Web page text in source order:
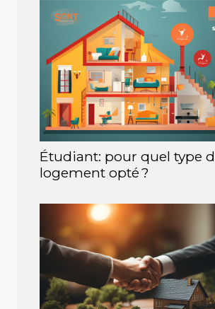
Étudiant: pour quel type
logement opté ?